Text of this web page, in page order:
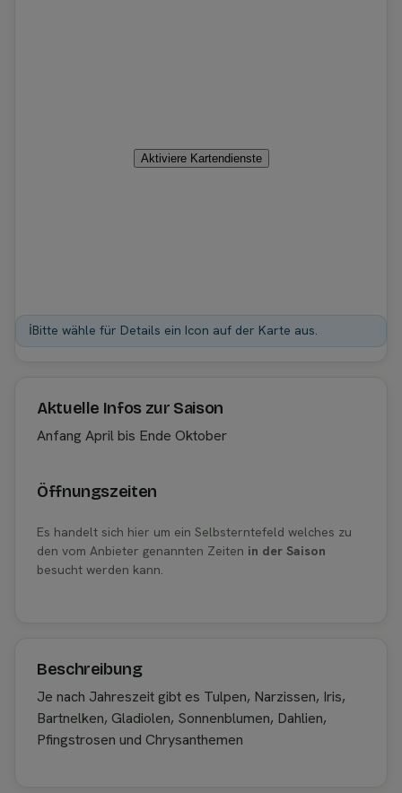
Aktiviere Kartendienste
ℹ️Bitte wähle für Details ein Icon auf der Karte aus.
Aktuelle Infos zur Saison
Anfang April bis Ende Oktober
Öffnungszeiten
Es handelt sich hier um ein Selbsterntefeld welches zu
den vom Anbieter genannten Zeiten in der Saison
besucht werden kann.
Beschreibung
Je nach Jahreszeit gibt es Tulpen, Narzissen, Iris,
Bartnelken, Gladiolen, Sonnenblumen, Dahlien,
Pfingstrosen und Chrysanthemen